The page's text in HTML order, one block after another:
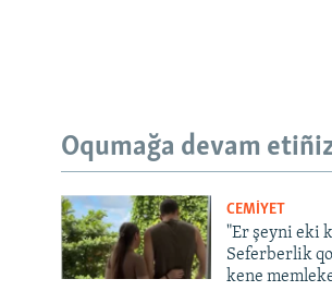
Oqumağa devam
CEMİYET
"Er şeyni eki
Seferberlik
kene